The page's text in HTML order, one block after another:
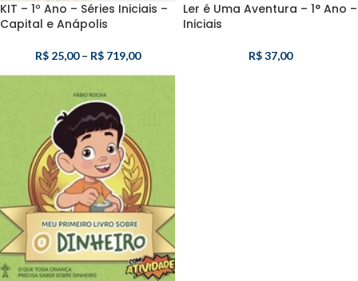
KIT – 1º Ano – Séries Iniciais –
Capital e Anápolis
R$25,00 – R$719,00
Ler é Uma Aventura – 1° Ano –
Iniciais
R$37,00